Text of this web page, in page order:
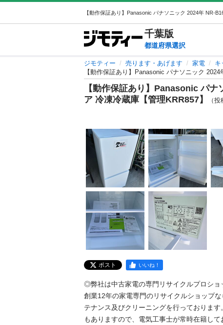
千葉版
都道府県選択
ジモティー 売ります・あげます 家電 キ
【動作保証あり】Panasonic パナソニック
【動作保証あり】Panasonic パ
ア 冷凍冷蔵庫【管理KRR857】
（
ポスト いいね！
◎弊社は中古家電の専門リサイクルプロショ
創業12年の家電専門のリサイクルショップ
テナンス及びクリーニングを行っておりま
もありますので、電気工事士が常時在籍し